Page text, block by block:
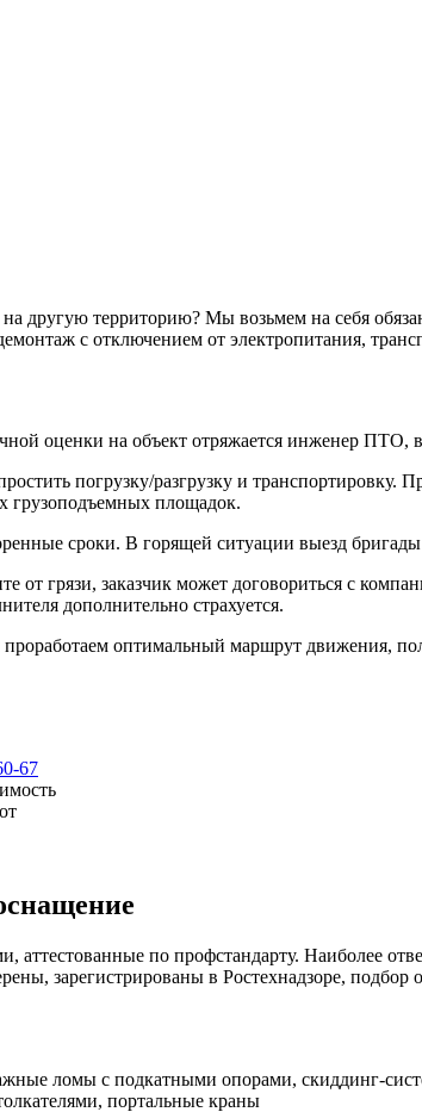
другую территорию? Мы возьмем на себя
с отключением от электропитания,
оценки на объект отряжается инженер ПТО,
погрузку/разгрузку и
грузоподъемных площадок.
сроки. В горящей ситуации выезд бригады
грязи, заказчик может договориться с
дополнительно страхуется.
оптимальный маршрут движения,
67
по профстандарту. Наиболее
зарегистрированы в Ростехнадзоре, подбор
ломы с подкатными опорами, скиддинг-
портальные краны